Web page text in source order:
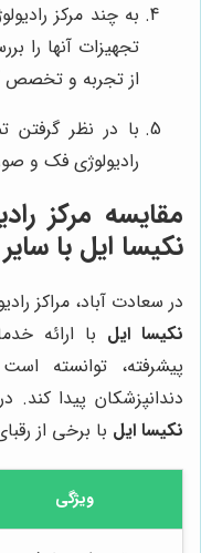
به چند مرکز
تجهیزات آنها را
از تجربه و تخصص
با در نظر گرفتن
رادیولوژی فک و
مقایسه مرکز
نکیسا ایل با
در سعادت آباد، مراکز
نکیسا ایل با ارائه
پیشرفته، توانسته
دندانپزشکان پیدا کند.
نکیسا ایل با برخی از
ویژگی